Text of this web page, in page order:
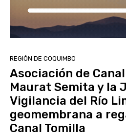
REGIÓN DE COQUIMBO
Asociación de
Maurat Semita y la
Vigilancia del Río
geomembrana a
Canal Tomilla